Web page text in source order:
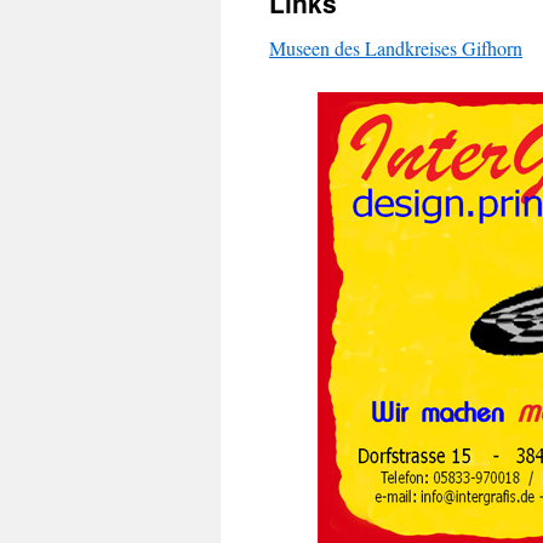
Museen des Landkreises Gifhorn